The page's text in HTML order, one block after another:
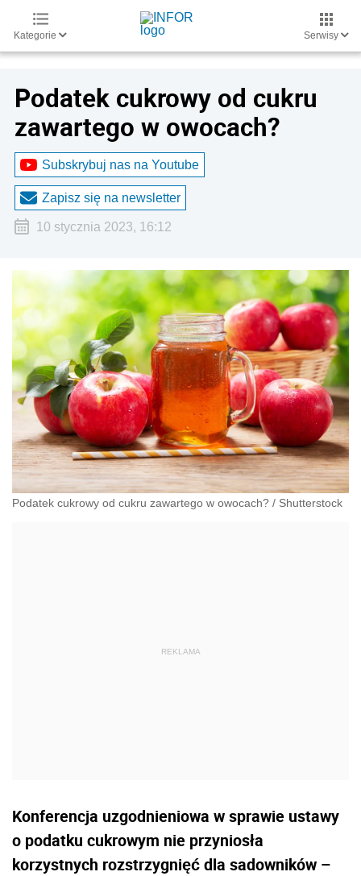
Kategorie Serwisy
Podatek cukrowy od cukru
zawartego w owocach?
Subskrybuj nas na Youtube
Zapisz się na newsletter
10 stycznia 2023, 16:12
Podatek cukrowy od cukru zawartego w owocach? / Shutterstock
Konferencja uzgodnieniowa w sprawie ustawy
o podatku cukrowym nie przyniosła
korzystnych rozstrzygnięć dla sadowników –